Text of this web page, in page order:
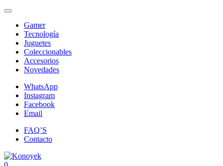
Gamer
Tecnología
Juguetes
Coleccionables
Accesorios
Novedades
WhatsApp
Instagram
Facebook
Email
FAQ’S
Contacto